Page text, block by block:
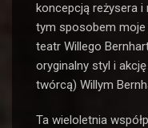
koncepcją reżysera i
tym sposobem moje
teatr Willego
oryginalny styl i
twórcą) Willym
Ta wieloletnia